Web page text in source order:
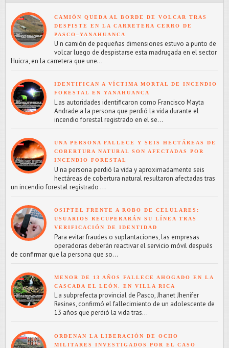
CAMIÓN QUEDA AL BORDE DE VOLCAR TRAS
DESPISTE EN LA CARRETERA CERRO DE
PASCO–YANAHUANCA
U n camión de pequeñas dimensiones estuvo a punto de
volcar luego de despistarse esta madrugada en el sector
Huicra, en la carretera que une...
IDENTIFICAN A VÍCTIMA MORTAL DE INCENDIO
FORESTAL EN YANAHUANCA
L as autoridades identificaron como Francisco Mayta
Andrade a la persona que perdió la vida durante el
incendio forestal registrado en el se...
UNA PERSONA FALLECE Y SEIS HECTÁREAS DE
COBERTURA NATURAL SON AFECTADAS POR
INCENDIO FORESTAL
U na persona perdió la vida y aproximadamente seis
hectáreas de cobertura natural resultaron afectadas tras
un incendio forestal registrado ...
OSIPTEL FRENTE A ROBO DE CELULARES:
USUARIOS RECUPERARÁN SU LÍNEA TRAS
VERIFICACIÓN DE IDENTIDAD
Para evitar fraudes o suplantaciones, las empresas
operadoras deberán reactivar el servicio móvil después
de confirmar que la persona que so...
MENOR DE 13 AÑOS FALLECE AHOGADO EN LA
CASCADA EL LEÓN, EN VILLA RICA
L a subprefecta provincial de Pasco, Jhanet Jhenifer
Resines, confirmó el fallecimiento de un adolescente de
13 años que perdió la vida tras...
ORDENAN LA LIBERACIÓN DE OCHO
MILITARES INVESTIGADOS POR EL CASO